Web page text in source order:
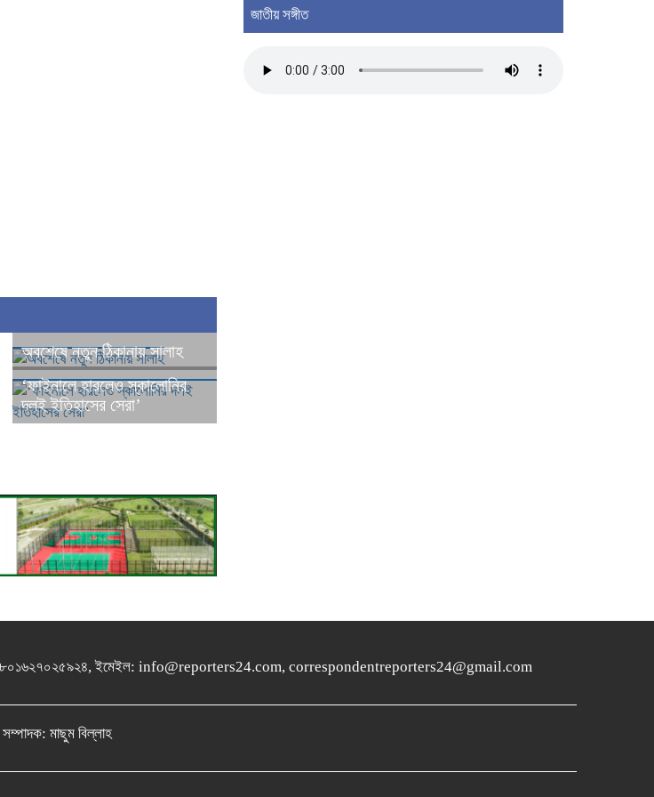
অবশেষে নতুন ঠিকানায় সালাহ
‘ফাইনালে হারলেও স্কালোনির
দলই ইতিহাসের সেরা’
জাতীয় সঙ্গীত
+৮৮০১৬২৭০২৫৯২৪, ইমেইল: info@reporters24.com, correspondentreporters24@gmail.com
সম্পাদক: মাছুম বিল্লাহ